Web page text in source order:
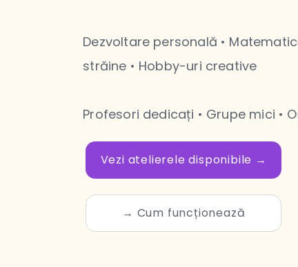
Dezvoltare personală •
străine • Hobby-uri creative
Profesori dedicați • Grupe mici •
Vezi atelierele disponibile →
→ Cum funcționează